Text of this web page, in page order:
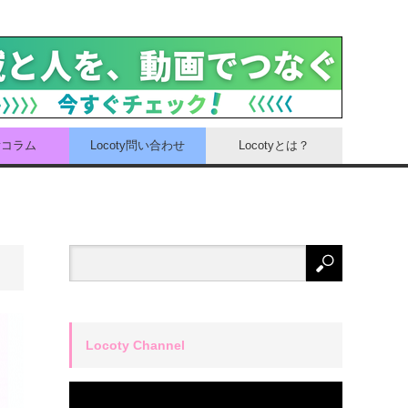
ラム Locoty問い合わせ Locotyとは？
Locoty Channel